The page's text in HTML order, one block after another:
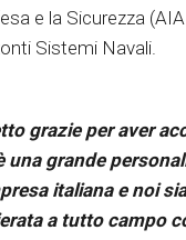
e la Sicurezza
Sistemi Navali.
grazie per aver
una grande
italiana e noi
a tutto campo